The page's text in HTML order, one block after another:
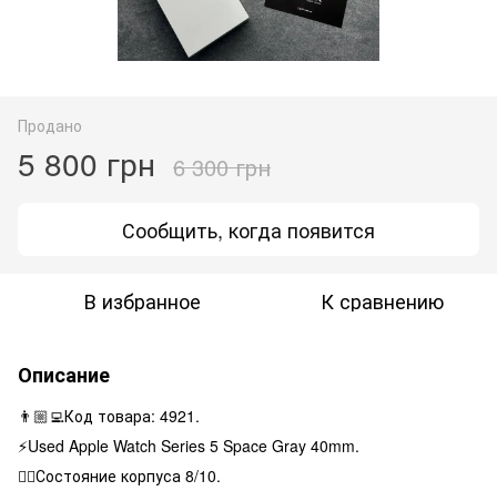
Продано
5 800 грн 6 300 грн
Сообщить, когда появится
В избранное К сравнению
Описание
👨🏼‍💻Код товара: 4921.
⚡️Used Apple Watch Series 5 Space Gray 40mm.
👌🏻Состояние корпуса 8/10.